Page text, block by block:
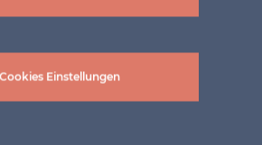
Cookies Einstellungen